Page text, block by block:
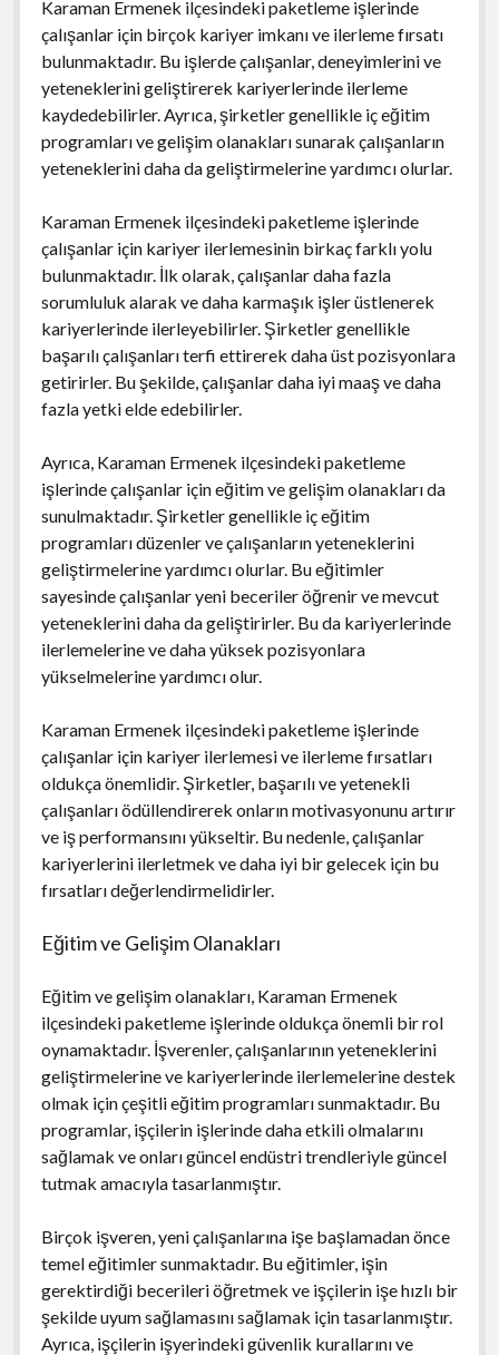
Karaman Ermenek ilçesindeki paketleme işlerinde
çalışanlar için birçok kariyer imkanı ve ilerleme fırsatı
bulunmaktadır. Bu işlerde çalışanlar, deneyimlerini ve
yeteneklerini geliştirerek kariyerlerinde ilerleme
kaydedebilirler. Ayrıca, şirketler genellikle iç eğitim
programları ve gelişim olanakları sunarak çalışanların
yeteneklerini daha da geliştirmelerine yardımcı olurlar.
Karaman Ermenek ilçesindeki paketleme işlerinde
çalışanlar için kariyer ilerlemesinin birkaç farklı yolu
bulunmaktadır. İlk olarak, çalışanlar daha fazla
sorumluluk alarak ve daha karmaşık işler üstlenerek
kariyerlerinde ilerleyebilirler. Şirketler genellikle
başarılı çalışanları terfi ettirerek daha üst pozisyonlara
getirirler. Bu şekilde, çalışanlar daha iyi maaş ve daha
fazla yetki elde edebilirler.
Ayrıca, Karaman Ermenek ilçesindeki paketleme
işlerinde çalışanlar için eğitim ve gelişim olanakları da
sunulmaktadır. Şirketler genellikle iç eğitim
programları düzenler ve çalışanların yeteneklerini
geliştirmelerine yardımcı olurlar. Bu eğitimler
sayesinde çalışanlar yeni beceriler öğrenir ve mevcut
yeteneklerini daha da geliştirirler. Bu da kariyerlerinde
ilerlemelerine ve daha yüksek pozisyonlara
yükselmelerine yardımcı olur.
Karaman Ermenek ilçesindeki paketleme işlerinde
çalışanlar için kariyer ilerlemesi ve ilerleme fırsatları
oldukça önemlidir. Şirketler, başarılı ve yetenekli
çalışanları ödüllendirerek onların motivasyonunu artırır
ve iş performansını yükseltir. Bu nedenle, çalışanlar
kariyerlerini ilerletmek ve daha iyi bir gelecek için bu
fırsatları değerlendirmelidirler.
Eğitim ve Gelişim Olanakları
Eğitim ve gelişim olanakları, Karaman Ermenek
ilçesindeki paketleme işlerinde oldukça önemli bir rol
oynamaktadır. İşverenler, çalışanlarının yeteneklerini
geliştirmelerine ve kariyerlerinde ilerlemelerine destek
olmak için çeşitli eğitim programları sunmaktadır. Bu
programlar, işçilerin işlerinde daha etkili olmalarını
sağlamak ve onları güncel endüstri trendleriyle güncel
tutmak amacıyla tasarlanmıştır.
Birçok işveren, yeni çalışanlarına işe başlamadan önce
temel eğitimler sunmaktadır. Bu eğitimler, işin
gerektirdiği becerileri öğretmek ve işçilerin işe hızlı bir
şekilde uyum sağlamasını sağlamak için tasarlanmıştır.
Ayrıca, işçilerin işyerindeki güvenlik kurallarını ve